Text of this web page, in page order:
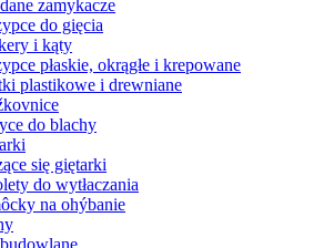
zamykacze
do gięcia
i kąty
płaskie, okrągłe i krepowane
plastikowe i drewniane
do blachy
się giętarki
do wytłaczania
na ohýbanie